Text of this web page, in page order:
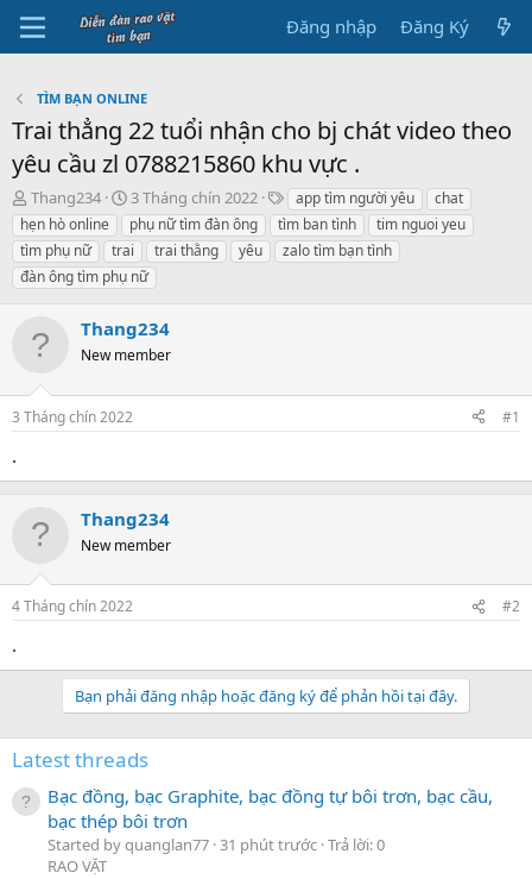
Đăng nhập Đăng Ký
TÌM BẠN ONLINE
Trai thẳng 22 tuổi nhận cho bj chát video theo
yêu cầu zl 0788215860 khu vực .
B
ắ
t
đ
ầ
Thang234
N
g
à
y
b
t
đ
ầ
3 Tháng chín 2022
T
h
ẻ
app tìm người yêu
chat
hẹn hò online
phụ nữ tìm đàn ông tìm ban tình
tim nguoi yeu
tìm phụ nữ
trai trai thằng yêu
zalo tìm bạn tình
đàn ông tìm phụ nữ
Thang234
New member
3 Tháng chín 2022 #1
.
Thang234
New member
4 Tháng chín 2022 #2
.
Bạn phải đăng nhập hoặc đăng ký để phản hồi tại đây.
Latest threads
Bạc đồng, bạc Graphite, bạc đồng tự bôi trơn, bạc cầu,
bạc thép bôi trơn
Started by quanglan77 31 phút trước Trả lời: 0
RAO VẶT